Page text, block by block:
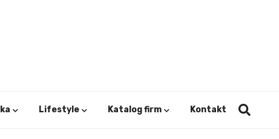
Lifestyle Katalog firm Kontakt